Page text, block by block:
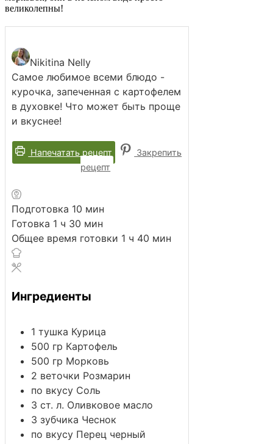
великолепны!
Nikitina Nelly
Самое любимое всеми блюдо -
курочка, запеченная с картофелем
в духовке! Что может быть проще
и вкуснее!
Напечатать рецепт
Закрепить
рецепт
Подготовка 10 минут
мин
Готовка 1 час
ч 30 минут
мин
Общее время готовки 1 час
ч 40 минут
мин
Ингредиенты
1 тушка Курица
500 гр Картофель
500 гр Морковь
2 веточки Розмарин
по вкусу Соль
3 ст. л. Оливковое масло
3 зубчика Чеснок
по вкусу Перец черный